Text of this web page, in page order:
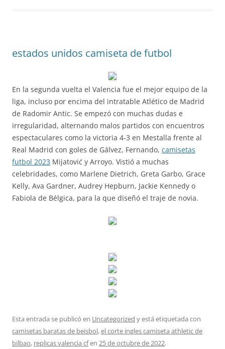
estados unidos camiseta de futbol
En la segunda vuelta el Valencia fue el mejor equipo de la
liga, incluso por encima del intratable Atlético de Madrid
de Radomir Antic. Se empezó con muchas dudas e
irregularidad, alternando malos partidos con encuentros
espectaculares como la victoria 4-3 en Mestalla frente al
Real Madrid con goles de Gálvez, Fernando, camisetas
futbol 2023 Mijatović y Arroyo. Vistió a muchas
celebridades, como Marlene Dietrich, Greta Garbo, Grace
Kelly, Ava Gardner, Audrey Hepburn, Jackie Kennedy o
Fabiola de Bélgica, para la que diseñó el traje de novia.
Esta entrada se publicó en Uncategorized y está etiquetada con
camisetas baratas de beisbol,el corte ingles camiseta athletic de
bilbao, replicas valencia cfen 25 de octubre de 2022.